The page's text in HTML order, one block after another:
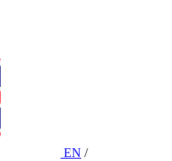
EN /